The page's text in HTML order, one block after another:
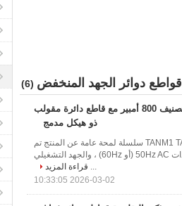
قواطع دوائر الجهد المنخفض (6)
قاطع دائرة الجهد المنخفض 660 فولت بتصنيف 800 أمبير مع قاطع دائرة مقولب
ذو هيكل مدمج
مفك الدوائر منخفضة الجهد / مفك الدوائر المصنوع من الحالة المصبوبة TANM1 TANM2 سلسلة لمحة عامة عن المنتج تم
تصميم أجهزة قطع الدوائر المصنوعة من سلسلة TANM1 / TANM2 للدوائر ذات 50Hz AC (أو 60Hz) ، والجهد التشغيلي
... قراءة المزيد
2026-03-02 10:33:05